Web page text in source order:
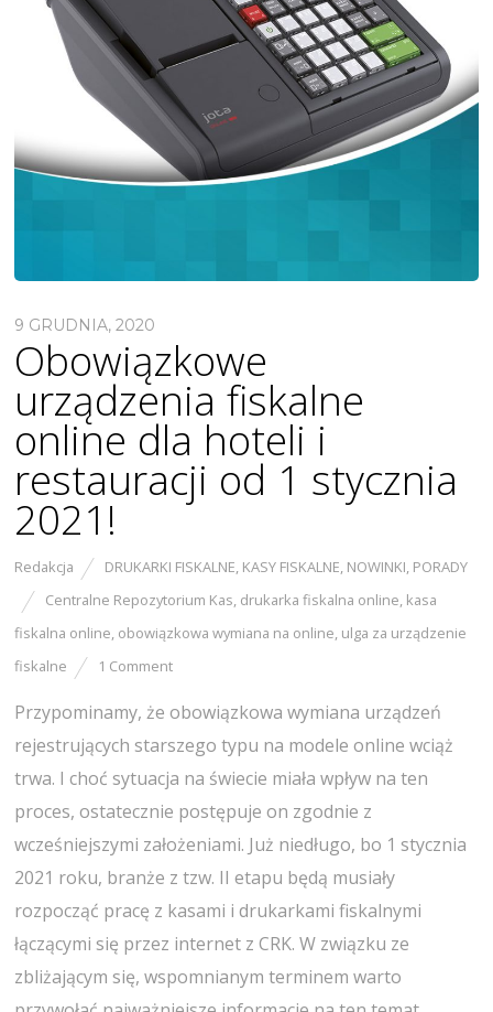
9 GRUDNIA, 2020
Obowiązkowe
urządzenia fiskalne
online dla hoteli i
restauracji od 1 stycznia
2021!
Redakcja DRUKARKI FISKALNE, KASY FISKALNE, NOWINKI, PORADY
Centralne Repozytorium Kas, drukarka fiskalna online, kasa
fiskalna online, obowiązkowa wymiana na online, ulga za urządzenie
fiskalne
1 Comment
Przypominamy, że obowiązkowa wymiana urządzeń
rejestrujących starszego typu na modele online wciąż
trwa. I choć sytuacja na świecie miała wpływ na ten
proces, ostatecznie postępuje on zgodnie z
wcześniejszymi założeniami. Już niedługo, bo 1 stycznia
2021 roku, branże z tzw. II etapu będą musiały
rozpocząć pracę z kasami i drukarkami fiskalnymi
łączącymi się przez internet z CRK. W związku ze
zbliżającym się, wspomnianym terminem warto